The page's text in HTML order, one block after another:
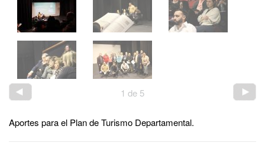
1 de 5
Aportes para el Plan de Turismo Departamental.